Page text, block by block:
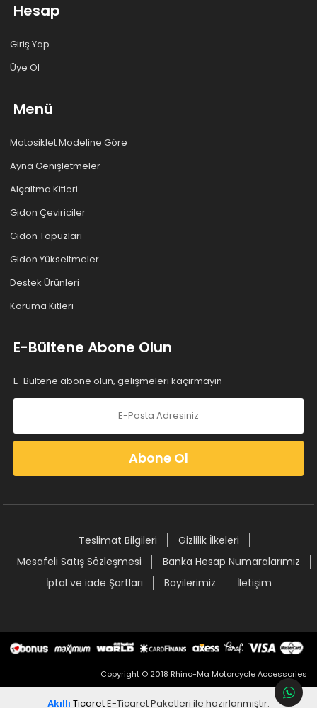
Hesap
Giriş Yap
Üye Ol
Menü
Motosiklet Modeline Göre
Ayna Genişletmeler
Alçaltma Kitleri
Gidon Çeviriciler
Gidon Topuzları
Gidon Yükseltmeler
Destek Ürünleri
Koruma Kitleri
E-Bültene Abone Olun
E-Bültene abone olun, gelişmeleri kaçırmayın
Abone Ol
Teslimat Bilgileri
Gizlilik İlkeleri
Mesafeli Satış Sözleşmesi
Banka Hesap Numaralarımız
İptal ve iade Şartları
Bayilerimiz İletişim
Copyright © 2018 Rhino-Ma Motorcycle Accessories
Akıllı TicaretE-Ticaret Paketleri ile hazırlanmıştır.